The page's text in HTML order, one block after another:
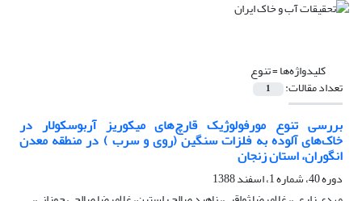
کلیدواژه‌ها =تنوع
تعداد مقالات: 1
بررسی تنوع مورفولوژیک قارچ‌های میکوریز آربوسکولار در
خاک‌های آلوده به فلزات سنگین (روی و سرب ) در منطقه معدن
انگوران، استان زنجان
دوره 40، شماره 1، اسفند 1388